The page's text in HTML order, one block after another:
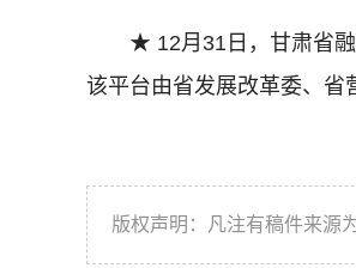
★ 12月31日，甘肃省融资
该平台由省发展改革委、省
版权声明：凡注有稿件来源